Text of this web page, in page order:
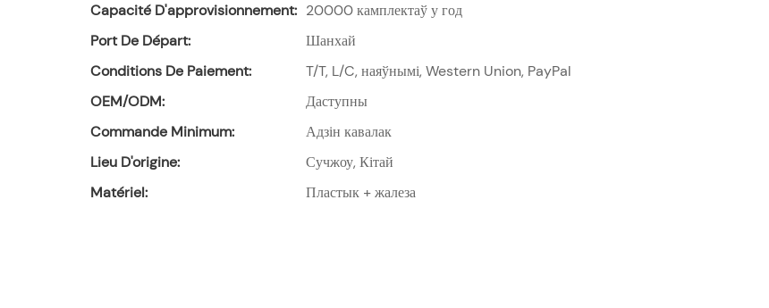
Capacité D'approvisionnement: 20000 камплектаў у год
Port De Départ:
Шанхай
Conditions De Paiement:
T/T, L/C, наяўнымі, Western Union, PayPal
OEM/ODM:
Даступны
Commande Minimum:
Адзін кавалак
Lieu D'origine:
Сучжоу, Кітай
Matériel:
Пластык + жалеза